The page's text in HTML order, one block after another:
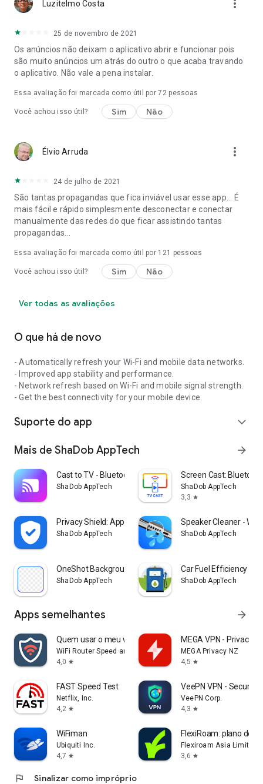
Luzitelmo Costa more_vert
25 de novembro de 2021
Os anúncios não deixam o aplicativo abrir e funcionar pois
são muito anúncios um atrás do outro o que acaba travando
o aplicativo. Não vale a pena instalar.
Essa avaliação foi marcada como útil por72pessoas
Você achou isso útil? Sim Não
Élvio Arruda more_vert
24 de julho de 2021
São tantas propagandas que fica inviável usar esse app... É
mais fácil e rápido simplesmente desconectar e conectar
manualmente das redes do que ficar assistindo tantas
propagandas...
Essa avaliação foi marcada como útil por 121 pessoas
Você achou isso útil? Sim Não
Ver todas as avaliações
O que há de novo
- Automatically refresh your Wi-Fi and mobile data networks.
- Improved app stability and performance.
- Network refresh based on Wi-Fi and mobile signal strength.
- Get the best connectivity for your mobile device.
Suporte do app expand_more
Mais de ShaDob AppTech arrow_forward
Cast to TV - Bluetooth Manager
ShaDob AppTech
Screen Cast:
ShaDob AppTech
3,3 star
Privacy Shield: App Monitor
ShaDob AppTech
Speaker Cleaner -
ShaDob AppTech
OneShot Background Remover
ShaDob AppTech
Car Fuel Efficiency
ShaDob AppTech
Apps semelhantes arrow_forward
Quem usar o meu wifi?
WiFi Router Speed and Security
4,0 star
MEGA VPN -
MEGA Privacy NZ
4,5 star
FAST Speed Test
Netflix, Inc.
4,2 star
VeePN VPN - Secure
VeePN Corp.
4,3 star
WiFiman
Ubiquiti Inc.
4,7 star
FlexiRoam: plano de
Flexiroam Asia Limited
3,6 star
flag Sinalizar como impróprio